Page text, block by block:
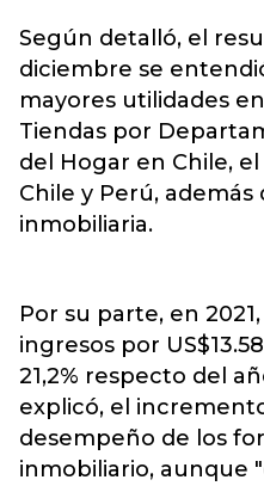
Según detalló, el
diciembre se
mayores utilidades
Tiendas por
del Hogar en Chile,
Chile y Perú, además
inmobiliaria.
Por su parte, en
ingresos por
21,2% respecto del
explicó, el
desempeño de los
inmobiliario, aunque